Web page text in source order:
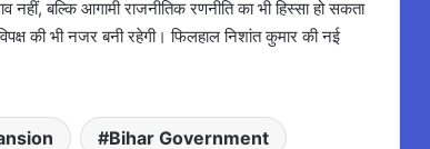
नहीं, बल्कि आगामी राजनीतिक रणनीति का भी हिस्सा हो सकता
की भी नजर बनी रहेगी। फिलहाल निशांत कुमार की नई
Bihar Government